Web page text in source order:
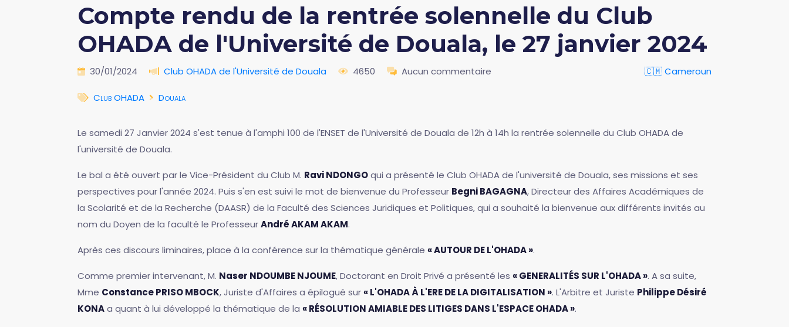
Compte rendu de la rentrée solennelle du Club
OHADA de l'Université de Douala, le 27 janvier 2024
30/01/2024 Club OHADA de l'Université de Douala 4650 Aucun commentaire 🇨🇲 Cameroun
Club OHADA Douala
Le samedi 27 Janvier 2024 s'est tenue à l'amphi 100 de l'ENSET de l'Université de Douala de 12h à 14h la rentrée solennelle du Club OHADA de
l'université de Douala.
Le bal a été ouvert par le Vice-Président du Club M. Ravi NDONGOqui a présenté le Club OHADA de l'université de Douala, ses missions et ses
perspectives pour l'année 2024. Puis s'en est suivi le mot de bienvenue du Professeur Begni BAGAGNA, Directeur des Affaires Académiques de
la Scolarité et de la Recherche (DAASR) de la Faculté des Sciences Juridiques et Politiques, qui a souhaité la bienvenue aux différents invités au
nom du Doyen de la faculté le ProfesseurAndré AKAM AKAM.
Après ces discours liminaires, place à la conférence sur la thématique générale « AUTOUR DE L'OHADA ».
Comme premier intervenant, M. Naser NDOUMBE NJOUME, Doctorant en Droit Privé a présenté les « GENERALITÉS SUR L'OHADA ». A sa suite,
Mme Constance PRISO MBOCK, Juriste d'Affaires a épilogué sur« L'OHADA À L'ERE DE LA DIGITALISATION ». L'Arbitre et Juriste Philippe Désiré
KONAa quant à lui développé la thématique de la « RÉSOLUTION AMIABLE DES LITIGES DANS L'ESPACE OHADA ».